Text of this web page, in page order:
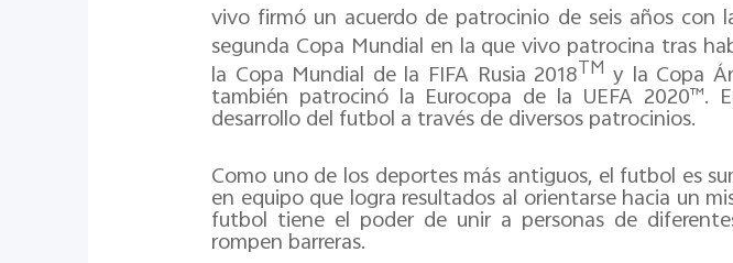
vivo firmó un acuerdo de patrocinio de seis años con
segunda Copa Mundial en la que vivo patrocina tras
la Copa Mundial de la FIFA Rusia 2018TM y la Copa
también patrocinó la Eurocopa de la UEFA 2020™.
desarrollo del futbol a través de diversos patrocinios.
Como uno de los deportes más antiguos, el futbol es
en equipo que logra resultados al orientarse hacia un
futbol tiene el poder de unir a personas de
rompen barreras.